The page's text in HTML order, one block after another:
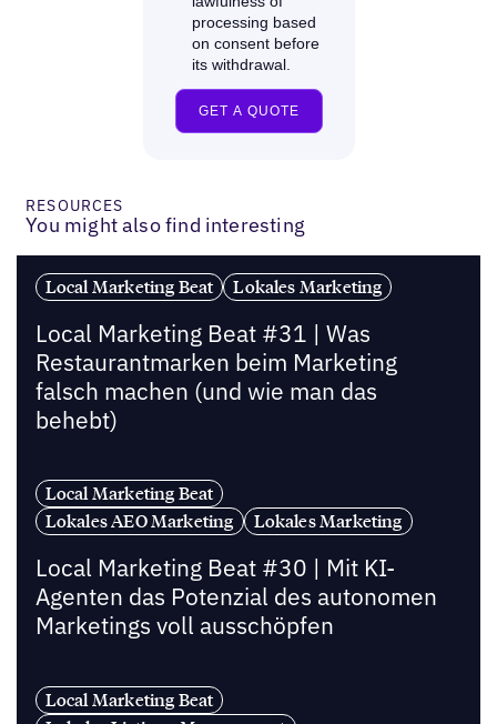
RESOURCES
You might also find interesting
Local Marketing Beat Lokales Marketing
Local Marketing Beat #31 | Was
Restaurantmarken beim Marketing
falsch machen (und wie man das
behebt)
Local Marketing Beat
Lokales AEO Marketing
Lokales Marketing
Local Marketing Beat #30 | Mit KI-
Agenten das Potenzial des autonomen
Marketings voll ausschöpfen
Local Marketing Beat